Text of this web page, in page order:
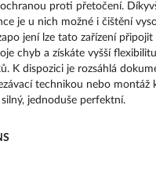
proti přetočení.
je u nich možné i čištění
jení lze tato zařízení
chyb a získáte vyšší
K dispozici je rozsáhlá
technikou nebo
jednoduše perfektní.